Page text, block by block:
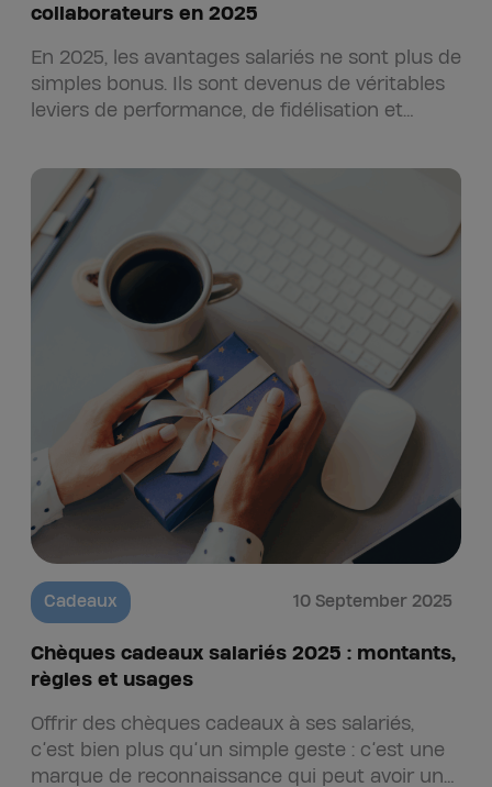
collaborateurs en 2025
En 2025, les avantages salariés ne sont plus de
simples bonus. Ils sont devenus de véritables
leviers de performance, de fidélisation et
Cadeaux 10 September 2025
Chèques cadeaux salariés 2025 : montants,
règles et usages
Offrir des chèques cadeaux à ses salariés,
c’est bien plus qu’un simple geste : c’est une
marque de reconnaissance qui peut avoir un